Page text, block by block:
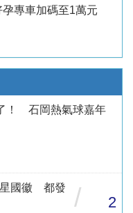
專車加碼至1萬元
！ 石岡熱氣球嘉年
星國徽 都發
/ 2